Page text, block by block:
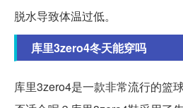
脱水导致体温过低。
库里3zero4冬天能穿吗
库里3zero4是一款非常流行的篮